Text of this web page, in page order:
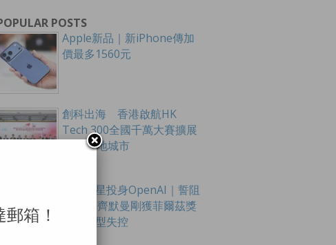
POSTS
Apple新品｜新iPhone傳加
價最多1560元
創科出海 香港啟航HK
Tech 300全國千萬大賽擴展
至16內地城市
數學新星投身OpenAI｜誓阻
AI滅世 齊默曼剛獲菲爾茲獎
憂大模型失控
箱！